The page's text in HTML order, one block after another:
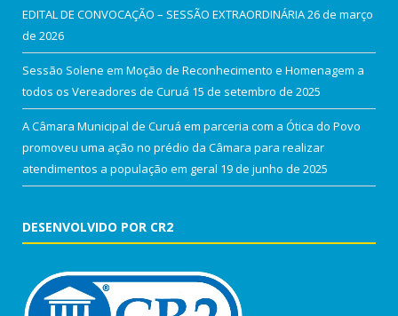
EDITAL DE CONVOCAÇÃO – SESSÃO EXTRAORDINÁRIA26 de março
de 2026
Sessão Solene em Moção de Reconhecimento e Homenagem a
todos os Vereadores de Curuá 15 de setembro de 2025
A Câmara Municipal de Curuá em parceria com a Ótica do Povo
promoveu uma ação no prédio da Câmara para realizar
atendimentos a população em geral 19 de junho de 2025
DESENVOLVIDO POR CR2